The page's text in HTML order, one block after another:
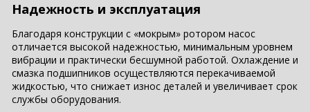
Надежность и эксплуатация
Благодаря конструкции с «мокрым» ротором насос
отличается высокой надежностью, минимальным уровнем
вибрации и практически бесшумной работой. Охлаждение и
смазка подшипников осуществляются перекачиваемой
жидкостью, что снижает износ деталей и увеличивает срок
службы оборудования.